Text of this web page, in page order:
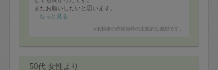
またお願いしたいと思います。
もっと見る
※依頼者の依頼当時の主観的な感想です。
50代 女性より